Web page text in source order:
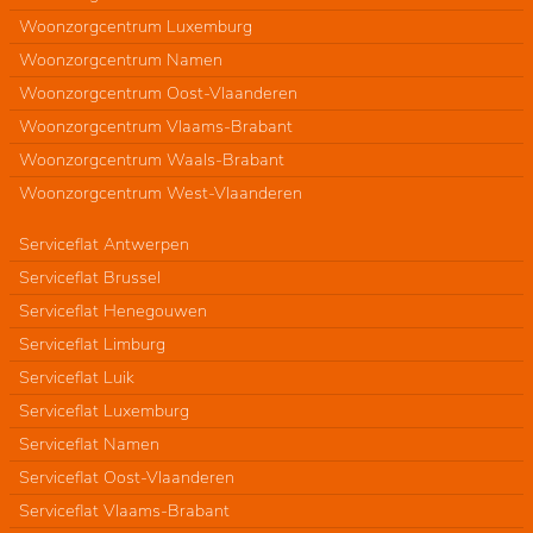
Woonzorgcentrum Luxemburg
Woonzorgcentrum Namen
Woonzorgcentrum Oost-Vlaanderen
Woonzorgcentrum Vlaams-Brabant
Woonzorgcentrum Waals-Brabant
Woonzorgcentrum West-Vlaanderen
Serviceflat Antwerpen
Serviceflat Brussel
Serviceflat Henegouwen
Serviceflat Limburg
Serviceflat Luik
Serviceflat Luxemburg
Serviceflat Namen
Serviceflat Oost-Vlaanderen
Serviceflat Vlaams-Brabant